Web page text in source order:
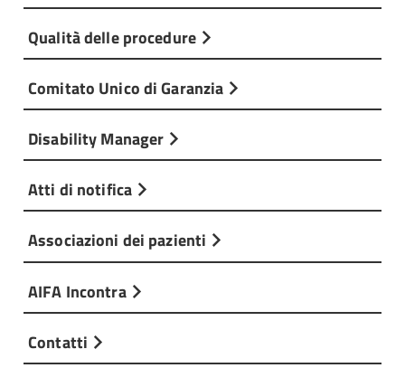
Qualità delle procedure
Comitato Unico di Garanzia
Disability Manager
Atti di notifica
Associazioni dei pazienti
AIFA Incontra
Contatti